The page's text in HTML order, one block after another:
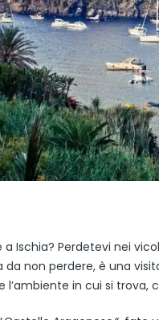
a Ischia? Perdetevi nei
da non perdere, è una
l’ambiente in cui si